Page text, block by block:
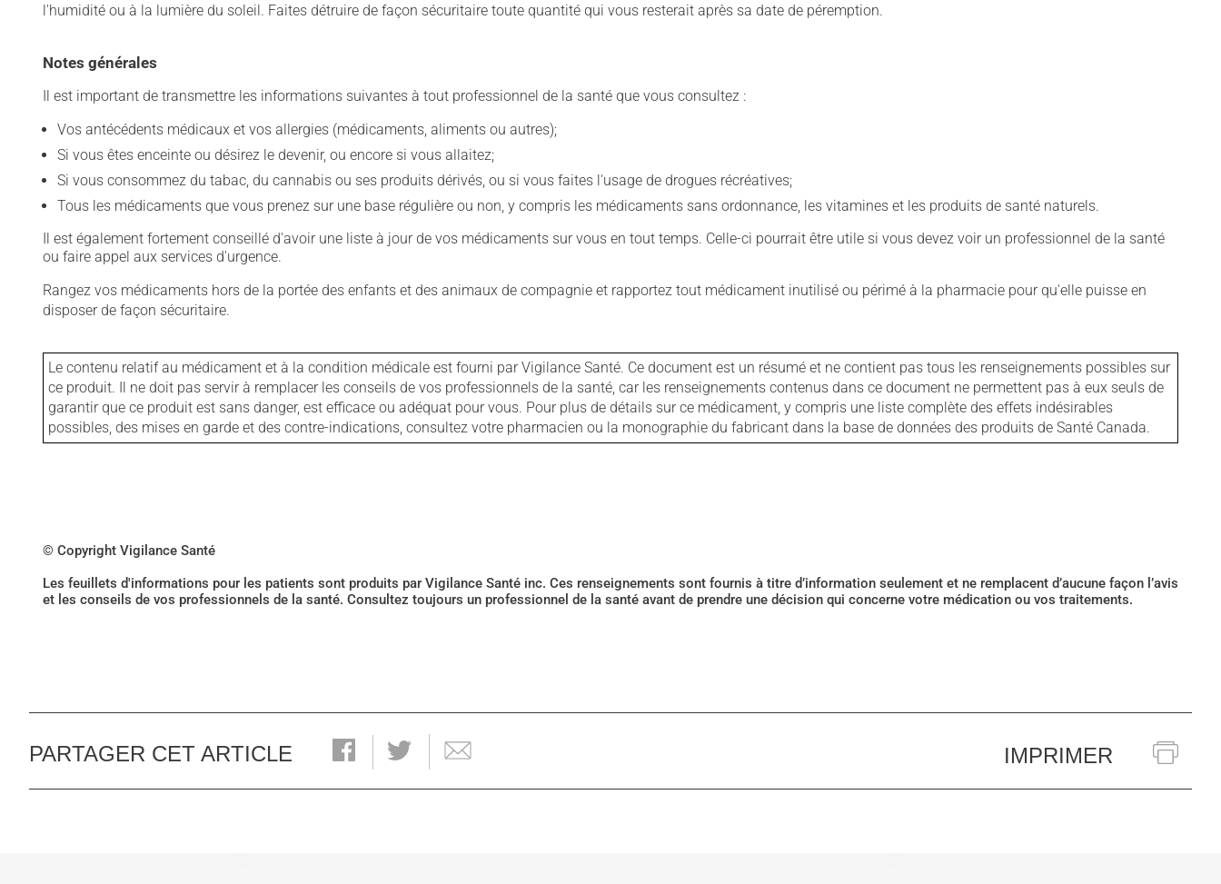
l'humidité ou à la lumière du soleil. Faites détruire de façon sécuritaire toute quantité qui vous resterait après sa date de péremption.
Notes générales
Il est important de transmettre les informations suivantes à tout professionnel de la santé que vous consultez :
Vos antécédents médicaux et vos allergies (médicaments, aliments ou autres);
Si vous êtes enceinte ou désirez le devenir, ou encore si vous allaitez;
Si vous consommez du tabac, du cannabis ou ses produits dérivés, ou si vous faites l'usage de drogues récréatives;
Tous les médicaments que vous prenez sur une base régulière ou non, y compris les médicaments sans ordonnance, les vitamines et les produits de santé naturels.
Il est également fortement conseillé d'avoir une liste à jour de vos médicaments sur vous en tout temps. Celle-ci pourrait être utile si vous devez voir un professionnel de la santé
ou faire appel aux services d'urgence.
Rangez vos médicaments hors de la portée des enfants et des animaux de compagnie et rapportez tout médicament inutilisé ou périmé à la pharmacie pour qu'elle puisse en
disposer de façon sécuritaire.
Le contenu relatif au médicament et à la condition médicale est fourni par Vigilance Santé. Ce document est un résumé et ne contient pas tous les renseignements possibles sur
ce produit. Il ne doit pas servir à remplacer les conseils de vos professionnels de la santé, car les renseignements contenus dans ce document ne permettent pas à eux seuls de
garantir que ce produit est sans danger, est efficace ou adéquat pour vous. Pour plus de détails sur ce médicament, y compris une liste complète des effets indésirables
possibles, des mises en garde et des contre-indications, consultez votre pharmacien ou la monographie du fabricant dans la base de données des produits de Santé Canada.
© Copyright Vigilance Santé
Les feuillets d'informations pour les patients sont produits par Vigilance Santé inc. Ces renseignements sont fournis à titre d’information seulement et ne remplacent d’aucune façon l’avis
et les conseils de vos professionnels de la santé. Consultez toujours un professionnel de la santé avant de prendre une décision qui concerne votre médication ou vos traitements.
PARTAGER CET ARTICLE IMPRIMER